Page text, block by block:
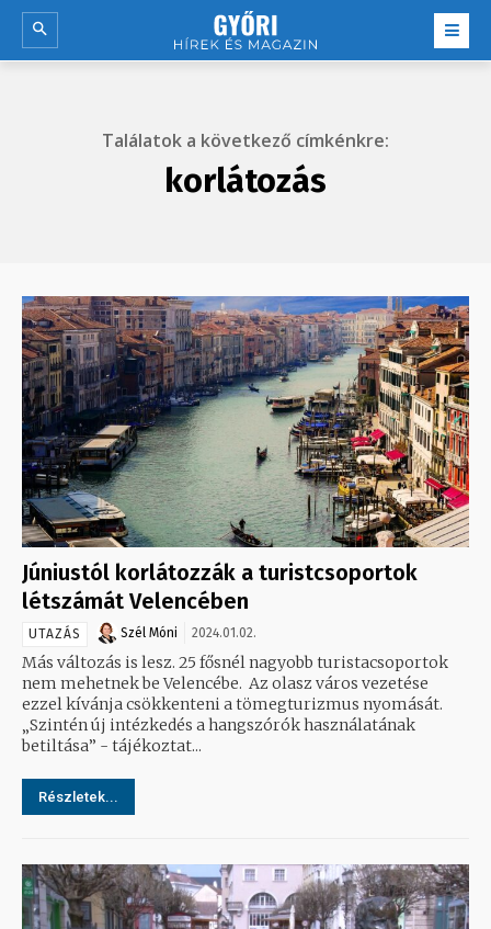
Találatok a következő címkénkre:
korlátozás
Júniustól korlátozzák a turistcsoportok
létszámát Velencében
UTAZÁS Szél Móni 2024.01.02.
Más változás is lesz. 25 fősnél nagyobb turistacsoportok
nem mehetnek be Velencébe. Az olasz város vezetése
ezzel kívánja csökkenteni a tömegturizmus nyomását.
„Szintén új intézkedés a hangszórók használatának
betiltása” - tájékoztat...
Részletek...